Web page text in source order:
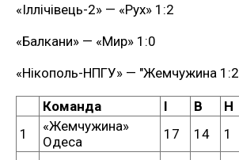
«Іллічівець-2» — «Рух» 1:2
«Балкани» — «Мир» 1:0
«Нікополь-НПГУ» — "Жемчужина 1:2
Команда I В Н
1
«Жемчужина»
Одеса
17 14 1